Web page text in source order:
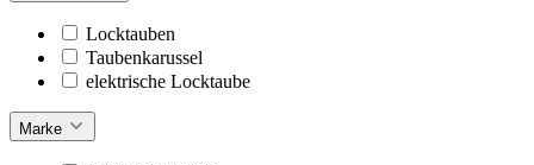
Locktauben
Taubenkarussel
elektrische Locktaube
Marke